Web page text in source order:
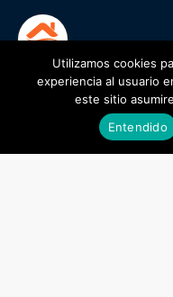
Diana Vásquez
1
Utilizamos cookies
experiencia al usuario
este sitio
Entendido